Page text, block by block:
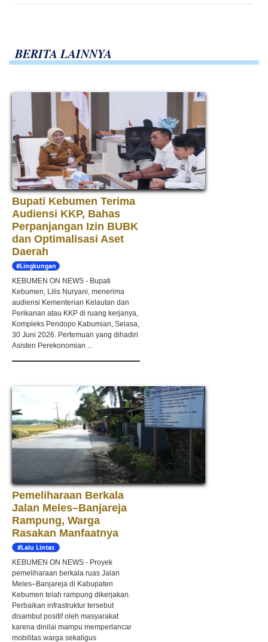
BERITA LAINNYA
Bupati Kebumen Terima
Audiensi KKP, Bahas
Perpanjangan Izin BUBK
dan Optimalisasi Aset
Daerah
#Lingkungan
KEBUMEN ON NEWS - Bupati
Kebumen, Lilis Nuryani, menerima
audiensi Kementerian Kelautan dan
Perikanan atau KKP di ruang kerjanya,
Kompleks Pendopo Kabumian, Selasa,
30 Juni 2026. Pertemuan yang dihadiri
Asisten Perekonomian ...
Pemeliharaan Berkala
Jalan Meles–Banjareja
Rampung, Warga
Rasakan Manfaatnya
#Lalu Lintas
KEBUMEN ON NEWS - Proyek
pemeliharaan berkala ruas Jalan
Meles–Banjareja di Kabupaten
Kebumen telah rampung dikerjakan.
Perbaikan infrastruktur tersebut
disambut positif oleh masyarakat
karena dinilai mampu memperlancar
mobilitas warga sekaligus